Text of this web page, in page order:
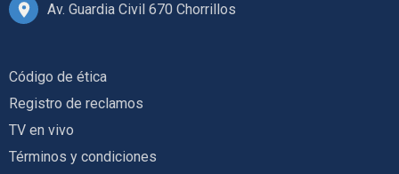
Av. Guardia Civil 670 Chorrillos
Código de ética
Registro de reclamos
TV en vivo
Términos y condiciones